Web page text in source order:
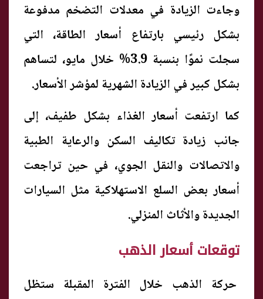
وجاءت الزيادة في معدلات التضخم مدفوعة
بشكل رئيسي بارتفاع أسعار الطاقة، التي
سجلت نموًا بنسبة 3.9% خلال مايو، لتساهم
بشكل كبير في الزيادة الشهرية لمؤشر الأسعار.
كما ارتفعت أسعار الغذاء بشكل طفيف، إلى
جانب زيادة تكاليف السكن والرعاية الطبية
والاتصالات والنقل الجوي، في حين تراجعت
أسعار بعض السلع الاستهلاكية مثل السيارات
الجديدة والأثاث المنزلي.
توقعات أسعار الذهب
حركة الذهب خلال الفترة المقبلة ستظل